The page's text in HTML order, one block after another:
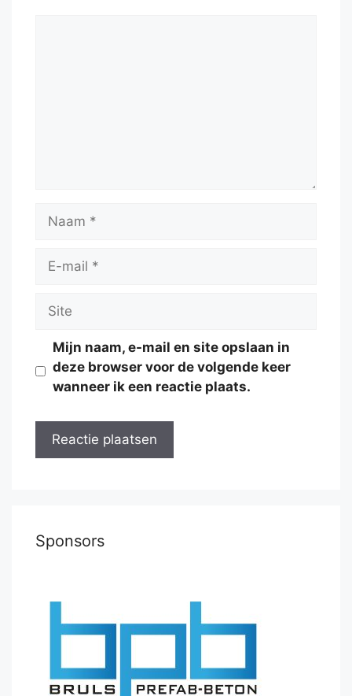
Naam
Site
Mijn naam, e-mail en site opslaan in
deze browser voor de volgende keer
wanneer ik een reactie plaats.
Sponsors